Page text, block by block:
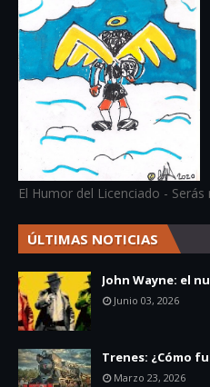
El Humor del Licenciado -
ÚLTIMAS NOTICIAS
John Wayne: el
Junio 03, 2026
Trenes: ¿Cómo
Marzo 23, 2026